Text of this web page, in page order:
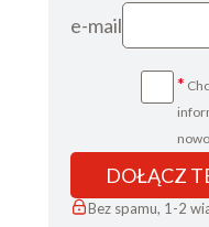
e-mail
*
DOŁĄCZ
Bez spamu, 1-2